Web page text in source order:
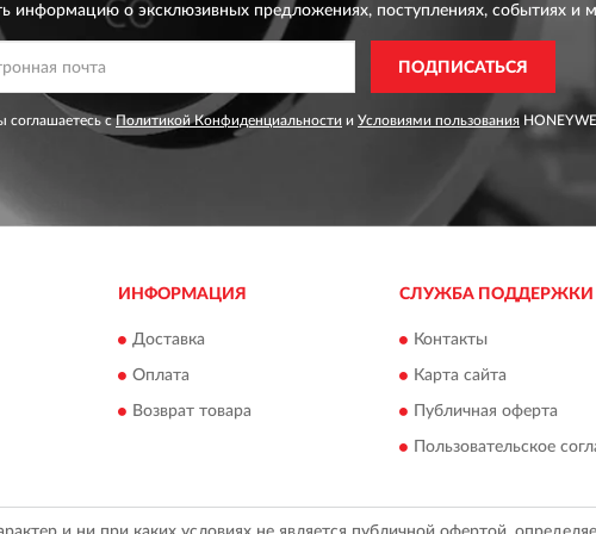
информацию о эксклюзивных предложениях,поступлениях, событиях и
ПОДПИСАТЬСЯ
соглашаетесь сПолитикой Конфиденциальности и Условиями пользования
ИНФОРМАЦИЯ
Доставка
Оплата
Возврат товара
СЛУЖБА ПОДДЕРЖКИ
Контакты
Карта сайта
Публичная оферта
Пользовательское